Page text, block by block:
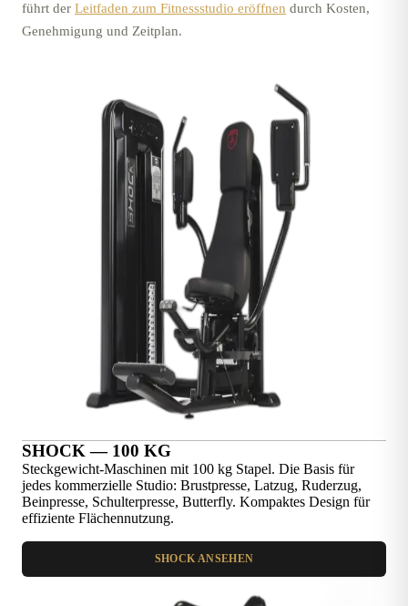
führt der Leitfaden zum Fitnessstudio eröffnen durch Kosten,
Genehmigung und Zeitplan.
SHOCK — 100 KG
Steckgewicht-Maschinen mit 100 kg Stapel. Die Basis für
jedes kommerzielle Studio: Brustpresse, Latzug, Ruderzug,
Beinpresse, Schulterpresse, Butterfly. Kompaktes Design für
effiziente Flächennutzung.
SHOCK ANSEHEN